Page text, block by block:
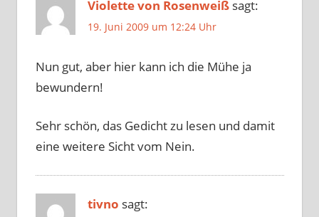
Violette von Rosenweiß sagt:
19. Juni 2009 um 12:24 Uhr
Nun gut, aber hier kann ich die Mühe ja
bewundern!
Sehr schön, das Gedicht zu lesen und damit
eine weitere Sicht vom Nein.
tivno sagt: